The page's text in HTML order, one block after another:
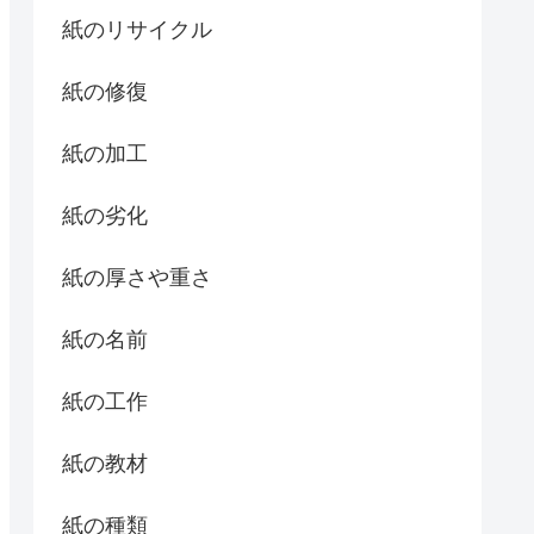
紙のリサイクル
紙の修復
紙の加工
紙の劣化
紙の厚さや重さ
紙の名前
紙の工作
紙の教材
紙の種類